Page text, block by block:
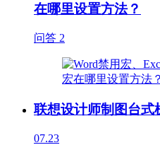
在哪里设置方法？
问答 2
联想设计师制图台式
07.23